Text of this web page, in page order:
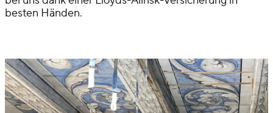
besten Händen.